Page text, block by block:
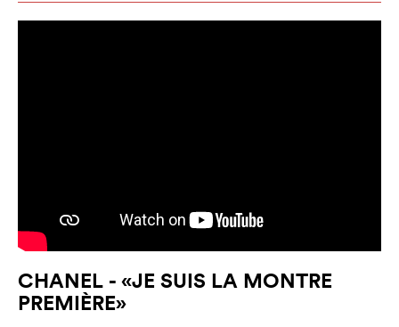
CHANEL - «JE SUIS LA MONTRE
PREMIÈRE»